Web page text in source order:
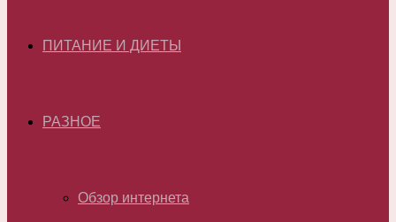
ПИТАНИЕ И ДИЕТЫ
РАЗНОЕ
Обзор интернета